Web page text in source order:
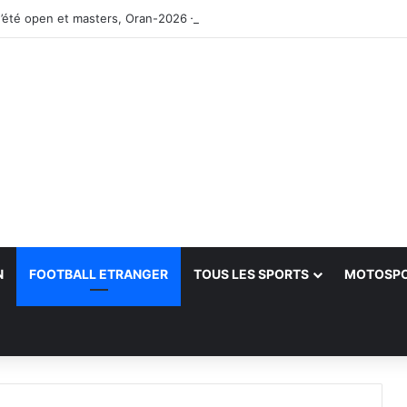
open et masters, Oran-2026 — Le CRB s’adjuge le titre
FOOTBALL ETRANGER TOUS LES SPORTS